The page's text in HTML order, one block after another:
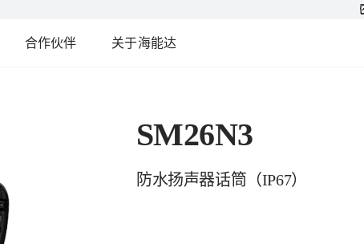
合作伙伴 关于海能达
SM26N3
防水扬声器话筒（IP67）